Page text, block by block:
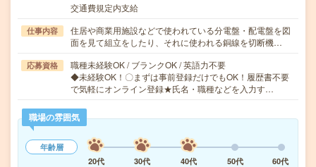
交通費規定内支給
仕事内容
住居や商業用施設などで使われている分電盤・配電盤を図
面を見て組立をしたり、それに使われる銅線を切断機…
応募資格
職種未経験OK / ブランクOK / 英語力不要
◆未経験OK！〇まずは事前登録だけでもOK！履歴書不要
で気軽にオンライン登録★氏名・職種などを入力す…
職場の雰囲気
年齢層
20代
30代 40代 50代 60代